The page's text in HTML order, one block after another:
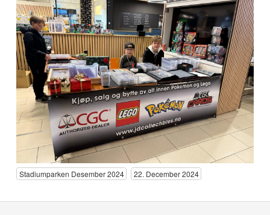
Stadiumparken Desember 2024 22. December 2024